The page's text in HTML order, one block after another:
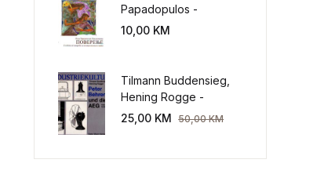
Papadopulos -
Poverenje: sloboda od
10,00 KM
Tilmann Buddensieg,
Hening Rogge -
Industriekultur: Peter
25,00 KM 50,00KM